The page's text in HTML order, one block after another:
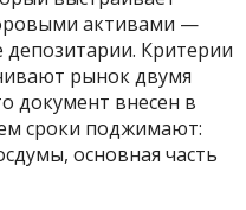
активами —
Критерии
рынок двумя
документ внесен в
сроки поджимают:
основная часть